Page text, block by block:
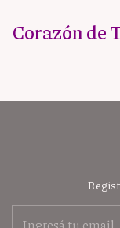
Corazón de